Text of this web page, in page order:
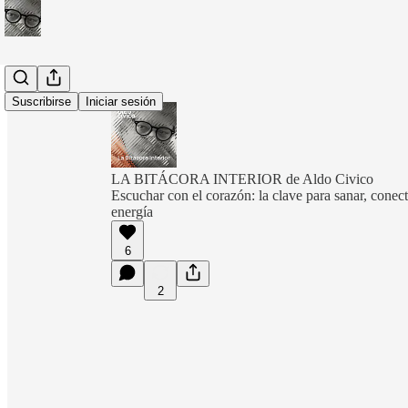
Suscribirse Iniciar sesión
LA BITÁCORA INTERIOR de Aldo Civico
Escuchar con el corazón: la clave para sanar,
energía
6
2